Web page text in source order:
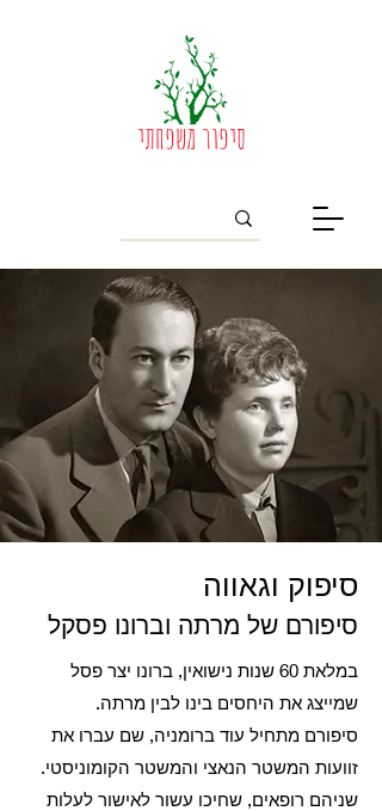
סיפור משפחתי
סיפוק וגאווה
סיפורם של מרתה וברונו פסקל
במלאת 60 שנות נישואין, ברונו יצר פסל
שמייצג את היחסים בינו לבין מרתה.
סיפורם מתחיל עוד ברומניה, שם עברו את
זוועות המשטר הנאצי והמשטר הקומוניסטי.
שניהם רופאים, שחיכו עשור לאישור לעלות